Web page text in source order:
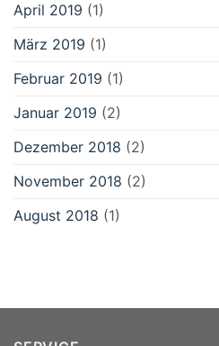
April 2019 (1)
März 2019 (1)
Februar 2019 (1)
Januar 2019 (2)
Dezember 2018 (2)
November 2018 (2)
August 2018 (1)